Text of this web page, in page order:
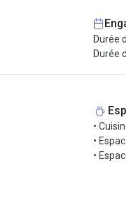
Durée
Durée
•
•
•